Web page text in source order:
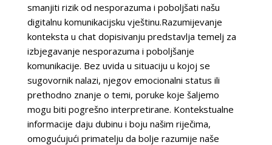
smanjiti rizik od nesporazuma i poboljšati našu
digitalnu komunikacijsku vještinu.Razumijevanje
konteksta u chat dopisivanju predstavlja temelj za
izbjegavanje nesporazuma i poboljšanje
komunikacije. Bez uvida u situaciju u kojoj se
sugovornik nalazi, njegov emocionalni status ili
prethodno znanje o temi, poruke koje šaljemo
mogu biti pogrešno interpretirane. Kontekstualne
informacije daju dubinu i boju našim riječima,
omogućujući primatelju da bolje razumije naše